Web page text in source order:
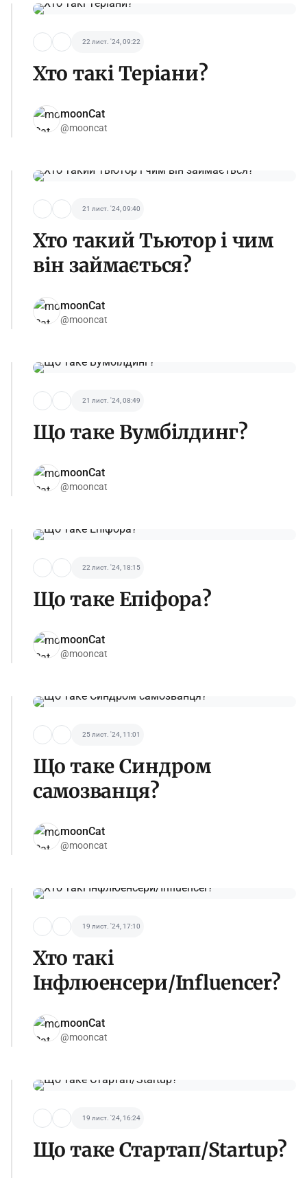
22 лист. '24, 09:22
Хто такі Теріани?
moonCat
@mooncat
21 лист. '24, 09:40
Хто такий Тьютор і чим
він займається?
moonCat
@mooncat
21 лист. '24, 08:49
Що таке Вумбілдинг?
moonCat
@mooncat
22 лист. '24, 18:15
Що таке Епіфора?
moonCat
@mooncat
25 лист. '24, 11:01
Що таке Синдром
самозванця?
moonCat
@mooncat
19 лист. '24, 17:10
Хто такі
Інфлюенсери/Influencer?
moonCat
@mooncat
19 лист. '24, 16:24
Що таке Стартап/Startup?